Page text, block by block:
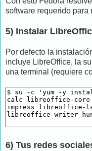
software requerido para
5) Instalar
Por defecto la
incluye LibreOffice, la
una terminal (requiere
6) Tus redes